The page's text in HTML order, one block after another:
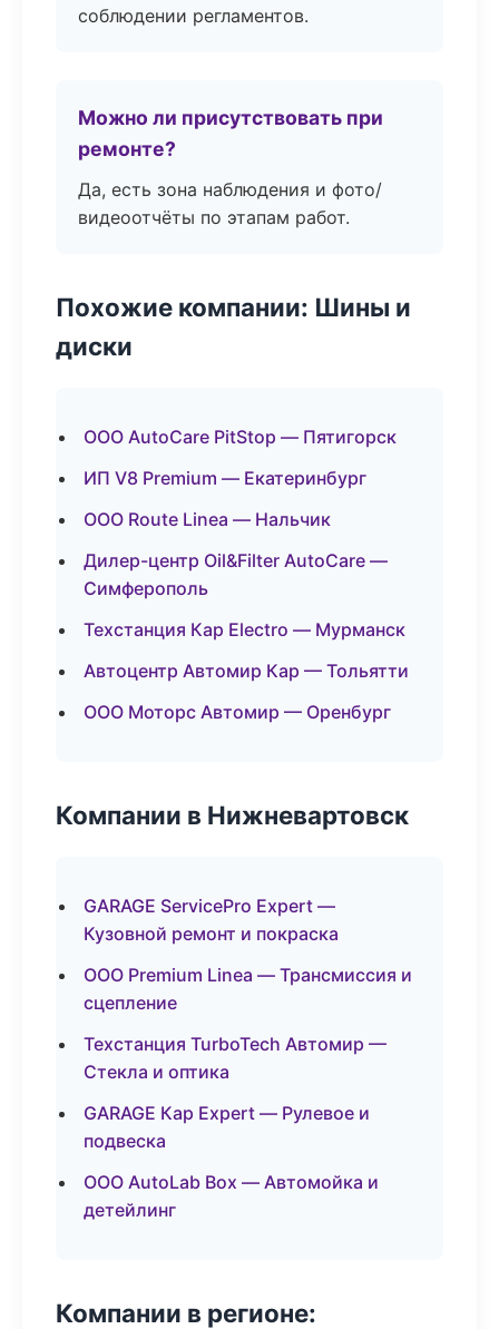
соблюдении регламентов.
Можно ли присутствовать при
ремонте?
Да, есть зона наблюдения и фото/
видеоотчёты по этапам работ.
Похожие компании: Шины и
диски
ООО AutoCare PitStop — Пятигорск
ИП V8 Premium — Екатеринбург
ООО Route Linea — Нальчик
Дилер-центр Oil&Filter AutoCare —
Симферополь
Техстанция Кар Electro — Мурманск
Автоцентр Автомир Кар — Тольятти
ООО Моторс Автомир — Оренбург
Компании в Нижневартовск
GARAGE ServicePro Expert —
Кузовной ремонт и покраска
ООО Premium Linea — Трансмиссия и
сцепление
Техстанция TurboTech Автомир —
Стекла и оптика
GARAGE Кар Expert — Рулевое и
подвеска
ООО AutoLab Box — Автомойка и
детейлинг
Компании в регионе: